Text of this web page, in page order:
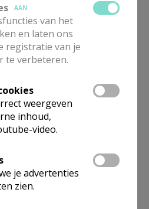
AAN
van het
en laten ons
registratie van je
te verbeteren.
weergeven
inhoud,
video.
je advertenties
zien.